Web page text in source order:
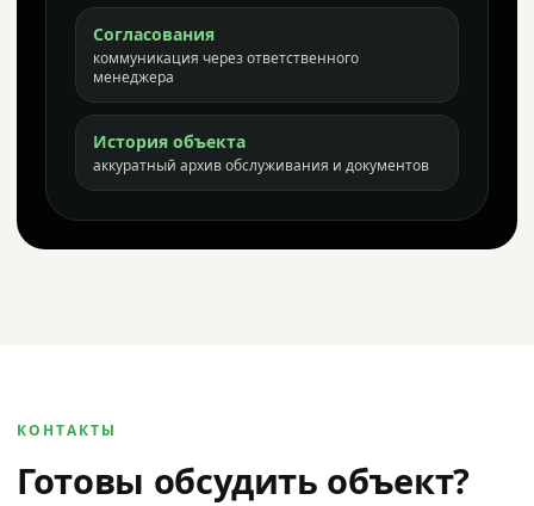
Согласования
коммуникация через ответственного
менеджера
История объекта
аккуратный архив обслуживания и документов
КОНТАКТЫ
Готовы обсудить объект?